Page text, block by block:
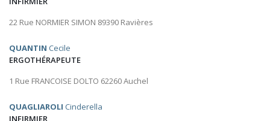
22 Rue NORMIER SIMON 89390 Ravières
QUANTIN Cecile
ERGOTHÉRAPEUTE
1 Rue FRANCOISE DOLTO 62260 Auchel
QUAGLIAROLI Cinderella
INFIRMIER